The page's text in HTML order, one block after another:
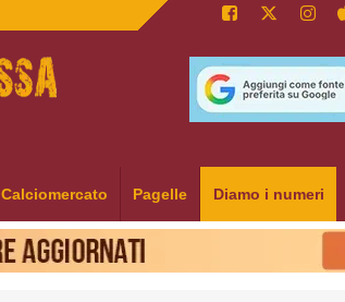
Calciomercato Pagelle Diamo i numeri